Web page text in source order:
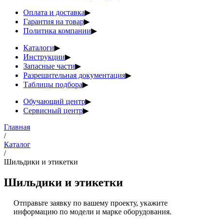
Оплата и доставка▶
Гарантия на товар▶
Политика компании▶
Каталоги▶
Инструкции▶
Запасные части▶
Разрешительная документация▶
Таблицы подбора▶
Обучающий центр▶
Сервисный центр▶
Главная
/
Каталог
/
Шильдики и этикетки
Шильдики и этикетки
Отправьте заявку по вашему проекту, укажите
информацию по модели и марке оборудования.